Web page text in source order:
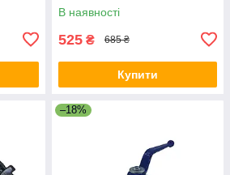
В наявності
525 ₴ 685 ₴
Купити
–18%